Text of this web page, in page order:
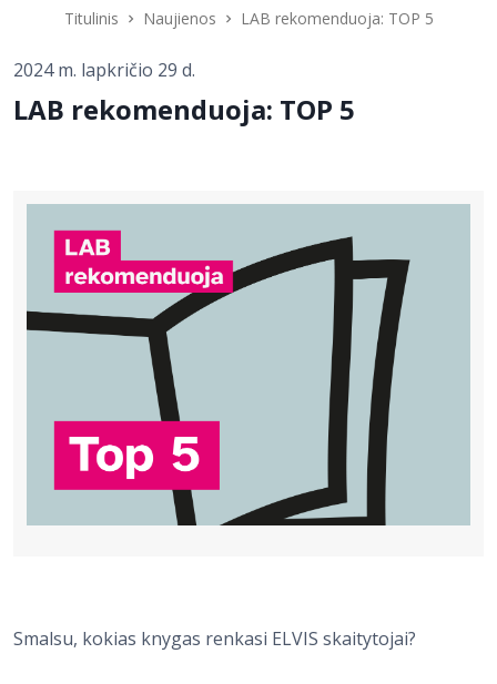
Leidiniai
ELVIS atvyksta
Bibliotekoms
D.U.K.
+370 667 80 541
info@elvislab.lt
Titulinis Naujienos LAB rekomenduoja: TOP 5
2024 m. lapkričio 29 d.
LAB rekomenduoja: TOP 5
Smalsu, kokias knygas renkasi ELVIS skaitytojai?